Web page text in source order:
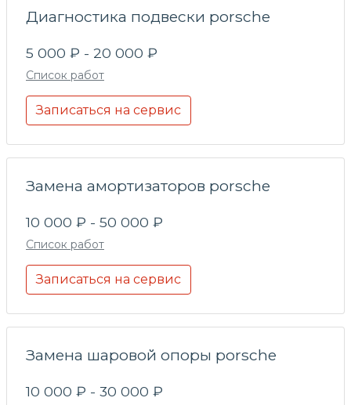
Диагностика подвески porsche
5 000 ₽ - 20 000 ₽
Список работ
Записаться на сервис
Замена амортизаторов porsche
10 000 ₽ - 50 000 ₽
Список работ
Записаться на сервис
Замена шаровой опоры porsche
10 000 ₽ - 30 000 ₽